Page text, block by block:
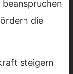
beanspruchen
die
steigern